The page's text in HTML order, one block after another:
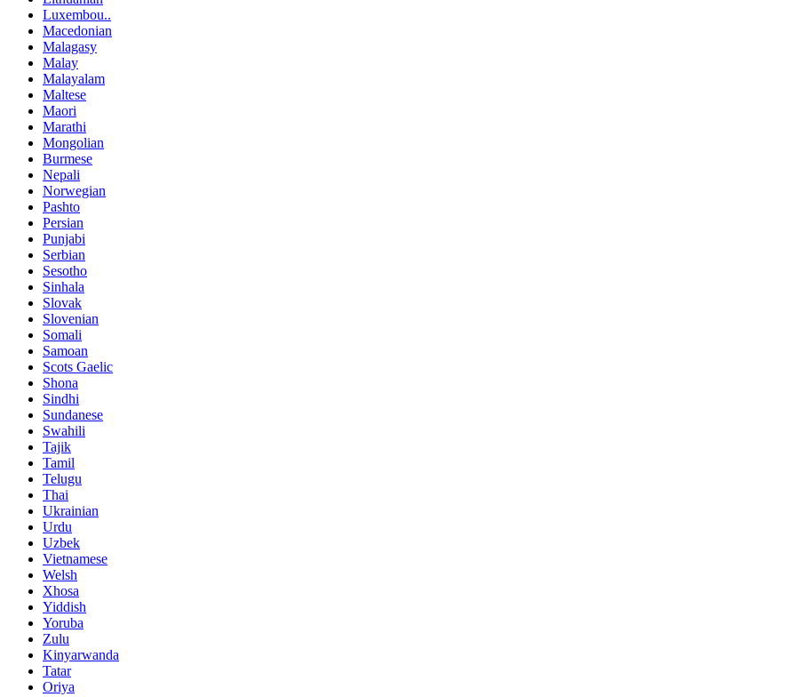
Luxembou..
Macedonian
Malagasy
Malay
Malayalam
Maltese
Maori
Marathi
Mongolian
Burmese
Nepali
Norwegian
Pashto
Persian
Punjabi
Serbian
Sesotho
Sinhala
Slovak
Slovenian
Somali
Samoan
Scots Gaelic
Shona
Sindhi
Sundanese
Swahili
Tajik
Tamil
Telugu
Thai
Ukrainian
Urdu
Uzbek
Vietnamese
Welsh
Xhosa
Yiddish
Yoruba
Zulu
Kinyarwanda
Tatar
Oriya